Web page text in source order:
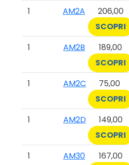
1
AM2A 206,00
SCOPRI
1
AM2B 189,00
SCOPRI
1
AM2C 75,00
SCOPRI
1
AM2D 149,00
SCOPRI
1
AM30 167,00